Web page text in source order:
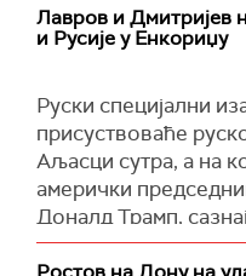
"Све ће почети
11:30 по локалном
уз учешће
Ушаков током
Према његовим
преговори ће се
наставиће се током
преговора, Путин и
Лавров и Дмитријев
и Русије у Енкориџу
Руски специјални
присуствоваће
Аљасци сутра, а на
амерички
Доналд Трамп,
се на неименоване